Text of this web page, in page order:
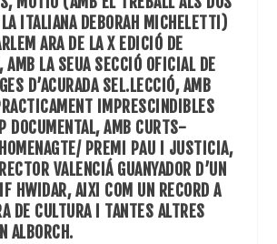
ITALIANA DEBORAH MICHELETTI)
ARA DE LA X EDICIÓ DE
AMB LA SEUA SECCIÓ OFICIAL DE
D’ACURADA SEL.LECCIÓ, AMB
IMPRESCINDIBLES
DOCUMENTAL, AMB CURTS-
PREMI PAU I JUSTICIA,
VALENCIÁ GUANYADOR D’UN
HWIDAR, AIXI COM UN RECORD A
DE CULTURA I TANTES ALTRES
ALBORCH.